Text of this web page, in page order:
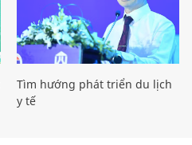
Tìm hướng phát triển du lịch
y tế